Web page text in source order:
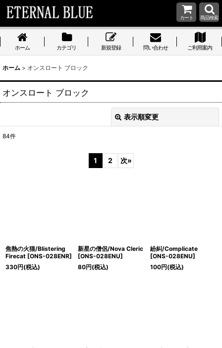
カート 商品検索
ホーム カテゴリ 新規登録 問い合わせ ご利用案内
ホーム > オンスロート ブロック
オンスロート ブロック
表示順変更
絞り込む
84件
1 2 次»
焦熱の火猫/Blistering
Firecat [ONS-028ENR]
330円(税込)
新星の僧侶/Nova Cleric
[ONS-028ENU]
80円(税込)
紛糾/Complicate
[ONS-028ENU]
100円(税込)